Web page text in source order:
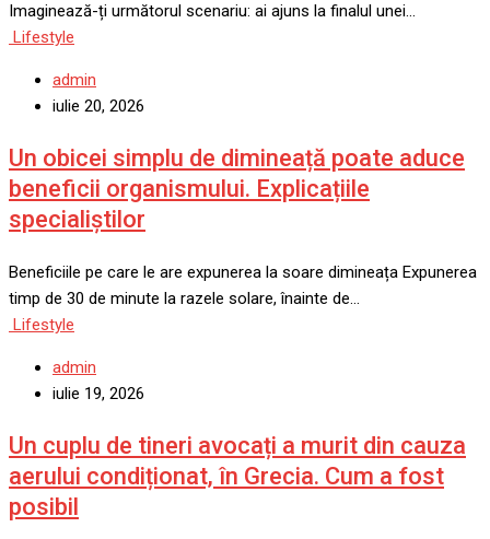
Imaginează-ți următorul scenariu: ai ajuns la finalul unei…
Lifestyle
admin
iulie 20, 2026
Un obicei simplu de dimineață poate aduce
beneficii organismului. Explicațiile
specialiștilor
Beneficiile pe care le are expunerea la soare dimineața Expunerea
timp de 30 de minute la razele solare, înainte de…
Lifestyle
admin
iulie 19, 2026
Un cuplu de tineri avocați a murit din cauza
aerului condiționat, în Grecia. Cum a fost
posibil